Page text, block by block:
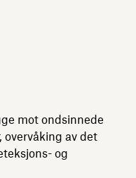
mot ondsinnede
overvåking av det
og